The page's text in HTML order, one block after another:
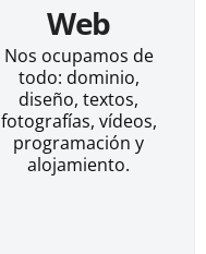
Web
Nos ocupamos de
todo: dominio,
diseño, textos,
fotografías, vídeos,
programación y
alojamiento.